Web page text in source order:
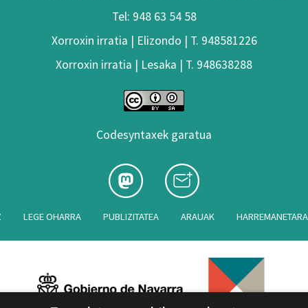
Tel: 948 63 54 58
Xorroxin irratia | Elizondo | T. 948581226
Xorroxin irratia | Lesaka | T. 948638288
Codesyntaxek garatua
LEGE OHARRA PUBLIZITATEA ARAUAK